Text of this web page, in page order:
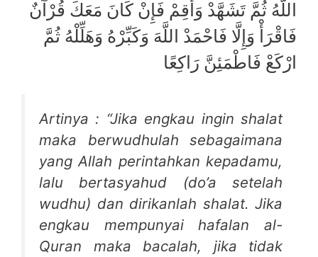
اللَّهُ ثُمَّ تَشَهَّدْ وَأَقِمْ فَإِنْ كَانَ مَعَكَ قُرْآنٌ
فَاقْرَأْ وَإِلَّا فَاحْمَدْ اللَّهَ وَكَبِّرْهُ وَهَلِّلْهُ ثُمَّ
ارْكَعْ فَاطْمَئِنَّ رَاكِعًا
Artinya : “Jika engkau ingin shalat
maka berwudhulah sebagaimana
yang Allah perintahkan kepadamu,
lalu bertasyahud (do’a setelah
wudhu) dan dirikanlah shalat. Jika
engkau mempunyai hafalan al-
Quran maka bacalah, jika tidak